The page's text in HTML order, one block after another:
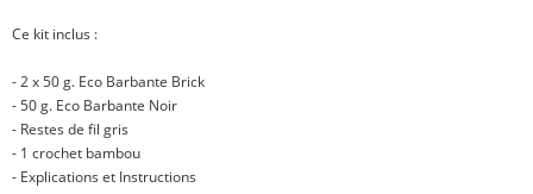
Ce kit inclus :
- 2 x 50 g. Eco Barbante Brick
- 50 g. Eco Barbante Noir
- Restes de fil gris
- 1 crochet bambou
- Explications et Instructions